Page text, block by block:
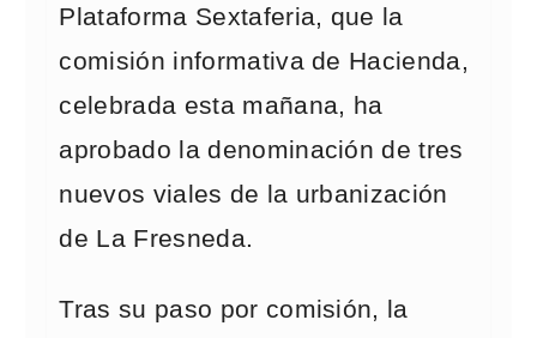
Plataforma Sextaferia, que la
comisión informativa de Hacienda,
celebrada esta mañana, ha
aprobado la denominación de tres
nuevos viales de la urbanización
de La Fresneda.
Tras su paso por comisión, la